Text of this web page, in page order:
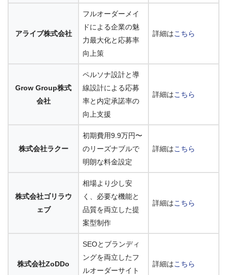
アライブ株式会社
フルオーダーメイ
ドによる企業の魅
力最大化と応募率
向上策
詳細はこちら
Grow Group株式
会社
ペルソナ設計と導
線設計による応募
率と内定承諾率の
向上支援
詳細はこちら
株式会社ラクー
初期費用9.9万円〜
のリーズナブルで
明朗な料金設定
詳細はこちら
株式会社ゴリラウ
ェブ
相場より少し安
く、必要な機能と
品質を両立した提
案型制作
詳細はこちら
株式会社ZoDDo
SEOとブランディ
ングを両立したフ
ルオーダーサイト
詳細はこちら